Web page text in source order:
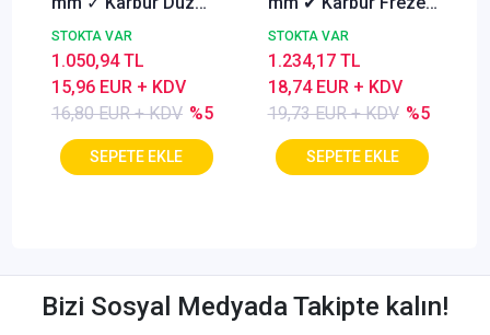
Freze, Parmak freze
ucu Z=4,TiSiN
Kaplamalı
STOKTA VAR
16,80 EUR + KDV %5
15,96 EUR + KDV
1.050,94 TL
ucu, Z=3, Kaplamalı,
30°
STOKTA VAR
19,73 EUR + KDV %5
18,74 EUR + KDV
1.234,17 TL
Bizi Sosyal Medyada Takipte kalın!